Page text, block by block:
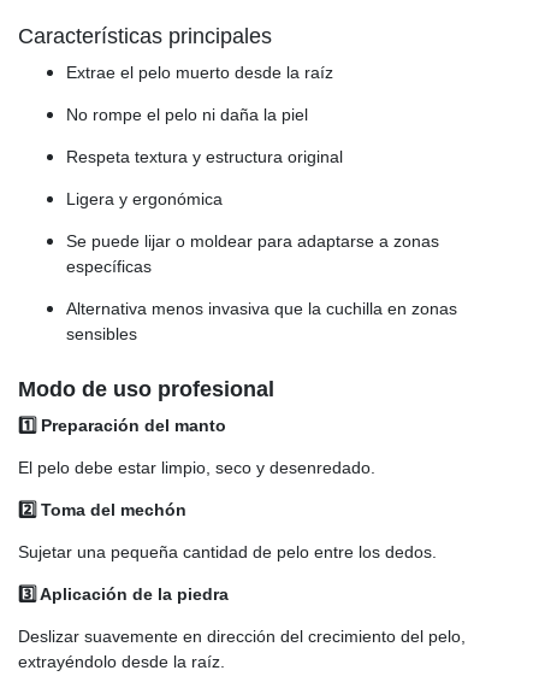
Características principales
Extrae el pelo muerto desde la raíz
No rompe el pelo ni daña la piel
Respeta textura y estructura original
Ligera y ergonómica
Se puede lijar o moldear para adaptarse a zonas
específicas
Alternativa menos invasiva que la cuchilla en zonas
sensibles
Modo de uso profesional
1️⃣ Preparación del manto
El pelo debe estar limpio, seco y desenredado.
2️⃣ Toma del mechón
Sujetar una pequeña cantidad de pelo entre los dedos.
3️⃣ Aplicación de la piedra
Deslizar suavemente en dirección del crecimiento del pelo,
extrayéndolo desde la raíz.